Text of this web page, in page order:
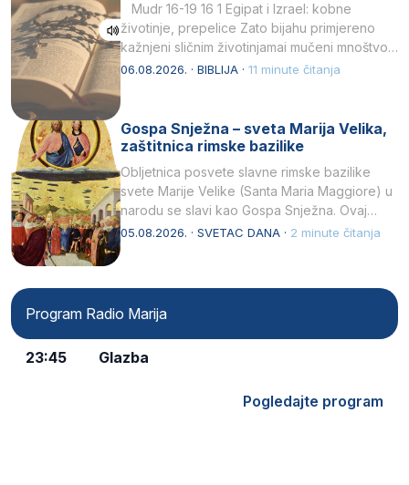
Mudr 16-19 16 1 Egipat i Izrael: kobne
životinje, prepelice Zato bijahu primjereno
kažnjeni sličnim životinjamai mučeni mnoštvom
kukaca.2 A narod…
06.08.2026. · BIBLIJA · 11 minute čitanja
Gospa Snježna – sveta Marija Velika,
zaštitnica rimske bazilike
Obljetnica posvete slavne rimske bazilike
svete Marije Velike (Santa Maria Maggiore) u
narodu se slavi kao Gospa Snježna. Ovaj
naziv, Sancta Maria…
05.08.2026. · SVETAC DANA · 2 minute čitanja
Program Radio Marija
23:45 Glazba
Pogledajte program